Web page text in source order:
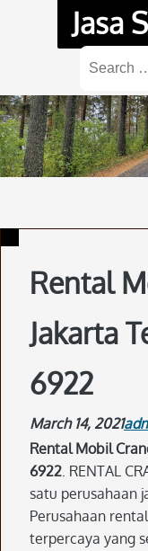
Jasa
for:
Rental
Jakarta
6922
March 14, 2021
Rental Mobil
6922. RENTAL
satu perusahaan
Perusahaan
terpercaya yang